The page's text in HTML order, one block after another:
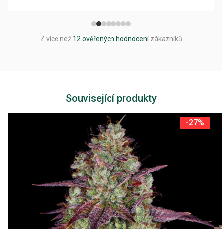
Z více než 12 ověřených hodnocenízákazníků
Související produkty
-27%